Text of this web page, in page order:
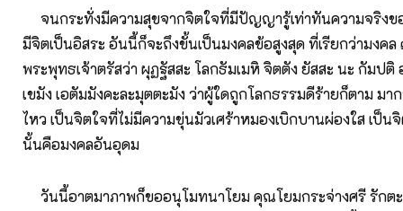
จนกระทั่งมีความสุขจากจิตใจที่มีปัญญารู้เท่าทันความจริงข
มีจิตเป็นอิสระ อันนี้ก็จะถึงขั้นเป็นมงคลข้อสูงสุด ที่เรียกว่ามงค
พระพุทธเจ้าตรัสว่า ผุฏฐัสสะ โลกธัมเมหิ จิตตัง ยัสสะ นะ กัมปติ
เขมัง เอตัมมังคะละมุตตะมัง ว่าผู้ใดถูกโลกธรรมดีร้ายก็ตาม ม
ไหว เป็นจิตใจที่ไม่มีความขุ่นมัวเศร้าหมองเบิกบานผ่องใส เป็น
นั้นคือมงคลอันอุดม
วันนี้อาตมาภาพก็ขออนุโมทนาโยม คุณโยมกระจ่างศรี รักต